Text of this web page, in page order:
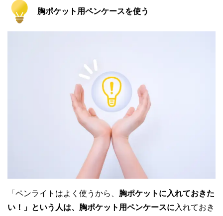
胸ポケット用ペンケースを使う
「ペンライトはよく使うから、 胸ポケットに入れておきた
い！」という人は、胸ポケット用ペンケースに 入れておき